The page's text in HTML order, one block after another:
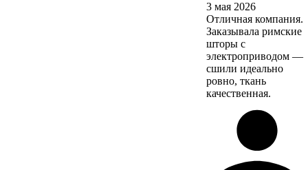
3 мая 2026
Отличная компания.
Заказывала римские
шторы с
электроприводом —
сшили идеально
ровно, ткань
качественная.